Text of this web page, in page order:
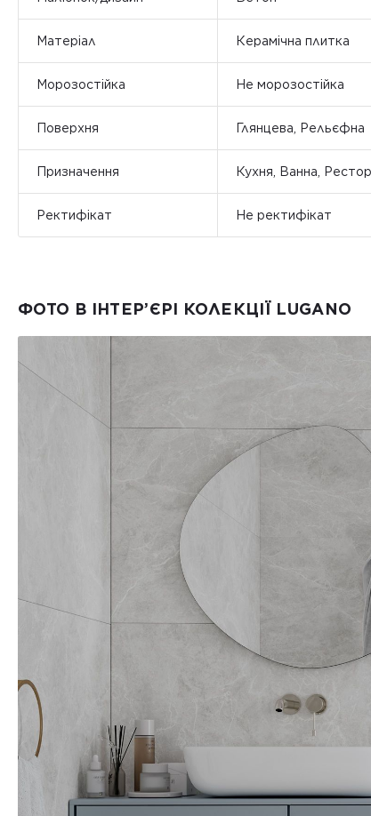
Матеріал Керамічна плитка
Морозостійка Не морозостійка
Поверхня Глянцева, Рельєфна
Призначення Кухня, Ванна,
Ректифікат Не ректифікат
ФОТО В ІНТЕР’ЄРІ КОЛЕКЦІЇ LUGANO